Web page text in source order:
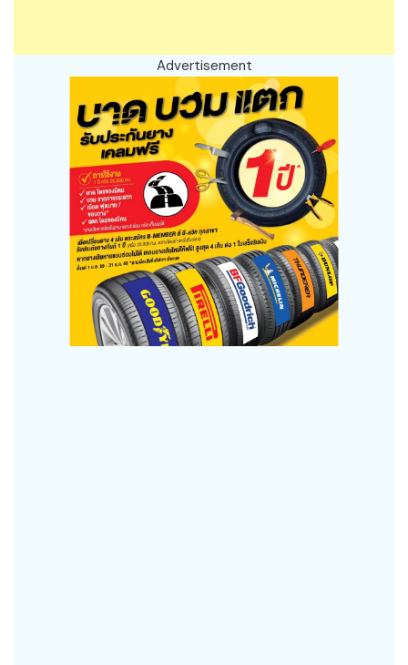
Advertisement